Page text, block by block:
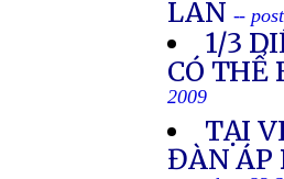
LAN --
1/3
CÓ
2009
TẠI
ĐÀN ÁP